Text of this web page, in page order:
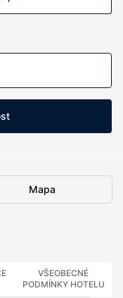
Mapa
VŠEOBECNÉ
PODMÍNKY HOTELU